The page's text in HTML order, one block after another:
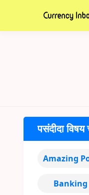
पसंदीदा
Amazing
Banking